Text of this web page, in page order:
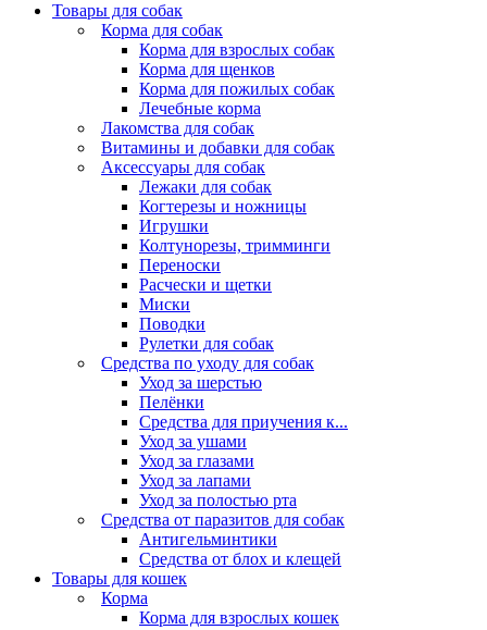
Товары для собак
Корма для собак
Корма для взрослых собак
Корма для щенков
Корма для пожилых собак
Лечебные корма
Лакомства для собак
Витамины и добавки для собак
Аксессуары для собак
Лежаки для собак
Когтерезы и ножницы
Игрушки
Колтунорезы, тримминги
Переноски
Расчески и щетки
Миски
Поводки
Рулетки для собак
Средства по уходу для собак
Уход за шерстью
Пелёнки
Средства для приучения к...
Уход за ушами
Уход за глазами
Уход за лапами
Уход за полостью рта
Средства от паразитов для собак
Антигельминтики
Средства от блох и клещей
Товары для кошек
Корма
Корма для взрослых кошек